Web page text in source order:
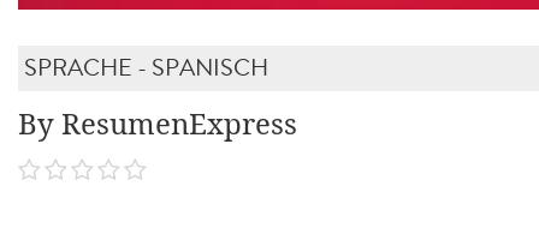
SPRACHE - SPANISCH
By ResumenExpress